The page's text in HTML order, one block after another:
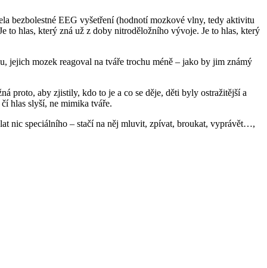
bezbolestné EEG vyšetření (hodnotí mozkové vlny, tedy aktivitu
to hlas, který zná už z doby nitroděložního vývoje. Je to hlas, který
mozek reagoval na tváře trochu méně – jako by jim známý
proto, aby zjistily, kdo to je a co se děje, děti byly ostražitější a
hlas slyší, ne mimika tváře.
nic speciálního – stačí na něj mluvit, zpívat, broukat, vyprávět…,